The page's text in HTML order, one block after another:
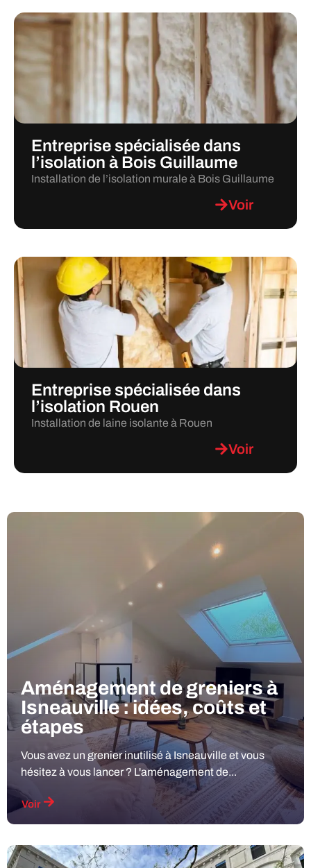
Entreprise spécialisée dans
l’isolation à Bois Guillaume
Installation de l’isolation murale à Bois Guillaume
Voir
Entreprise spécialisée dans
l’isolation Rouen
Installation de laine isolante à Rouen
Voir
Aménagement de greniers à
Isneauville : idées, coûts et
étapes
Vous avez un grenier inutilisé à Isneauville et vous
hésitez à vous lancer ? L'aménagement de...
Voir